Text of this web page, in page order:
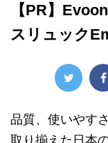
【PR】
スリュック
品質、使いやす
取り揃えた日本